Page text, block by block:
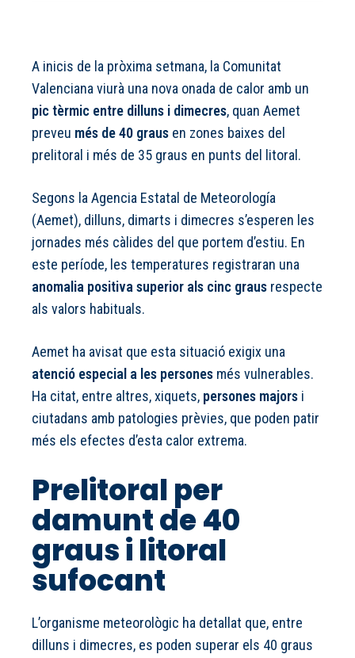
A inicis de la pròxima setmana, la Comunitat
Valenciana viurà una nova onada de calor amb un
pic tèrmic entre dilluns i dimecres, quan Aemet
preveu més de 40 graus en zones baixes del
prelitoral i més de 35 graus en punts del litoral.
Segons la Agencia Estatal de Meteorología
(Aemet), dilluns, dimarts i dimecres s’esperen les
jornades més càlides del que portem d’estiu. En
este període, les temperatures registraran una
anomalia positiva superior als cinc graus respecte
als valors habituals.
Aemet ha avisat que esta situació exigix una
atenció especial a les persones més vulnerables.
Ha citat, entre altres, xiquets, persones majors i
ciutadans amb patologies prèvies, que poden patir
més els efectes d’esta calor extrema.
Prelitoral per
damunt de 40
graus i litoral
sufocant
L’organisme meteorològic ha detallat que, entre
dilluns i dimecres, es poden superar els 40 graus